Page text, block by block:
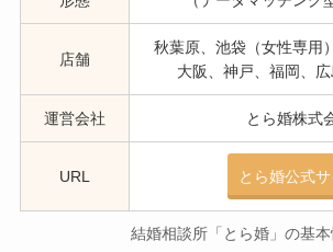
店舗
秋葉原、池袋（女性専用
大阪、神戸、福岡、
運営会社 とら婚株式
URL とら婚公式サ
結婚相談所「とら婚」の基